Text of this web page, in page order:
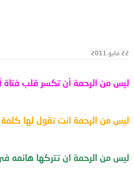
22 مايو 2011
ليس من الرحمة أن تكسر قلب فتاة
ليس من الرحمة انت تقول لها كلمة
ليس من الرحمة ان تتركها هائمه